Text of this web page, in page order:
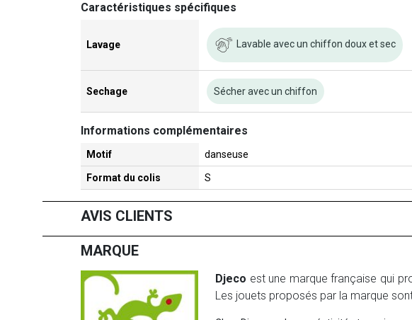
Caractéristiques spécifiques
Lavage Lavable avec un chiffon doux et sec
Sechage Sécher avec un chiffon
Informations complémentaires
Motif danseuse
Format du colis S
AVIS CLIENTS
MARQUE
Djeco est une marque française qui
Les jouets proposés par la marque